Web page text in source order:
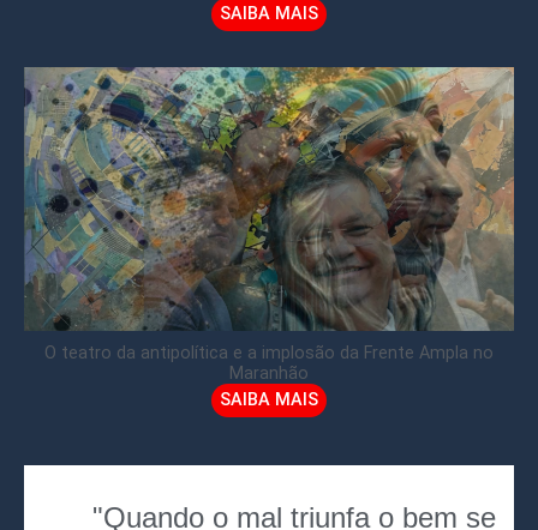
SAIBA MAIS
O teatro da antipolítica e a implosão da Frente Ampla no
Maranhão
SAIBA MAIS
"Quando o mal triunfa o bem se